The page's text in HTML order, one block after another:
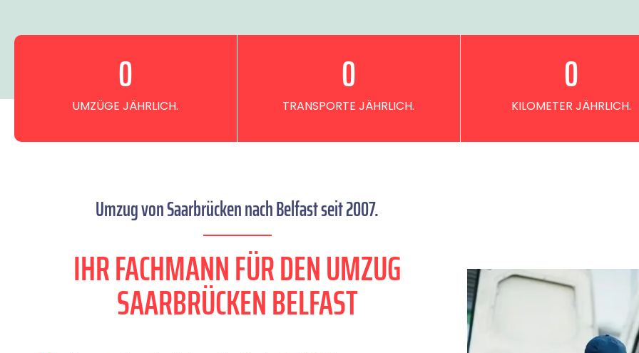
UMZÜGE JÄHRLICH.
0
TRANSPORTE JÄHRLICH.
0
KILOMETER JÄHRLICH.
0
Umzug von Saarbrücken nach Belfast seit 2007.
IHR FACHMANN FÜR DEN UMZUG
SAARBRÜCKEN BELFAST